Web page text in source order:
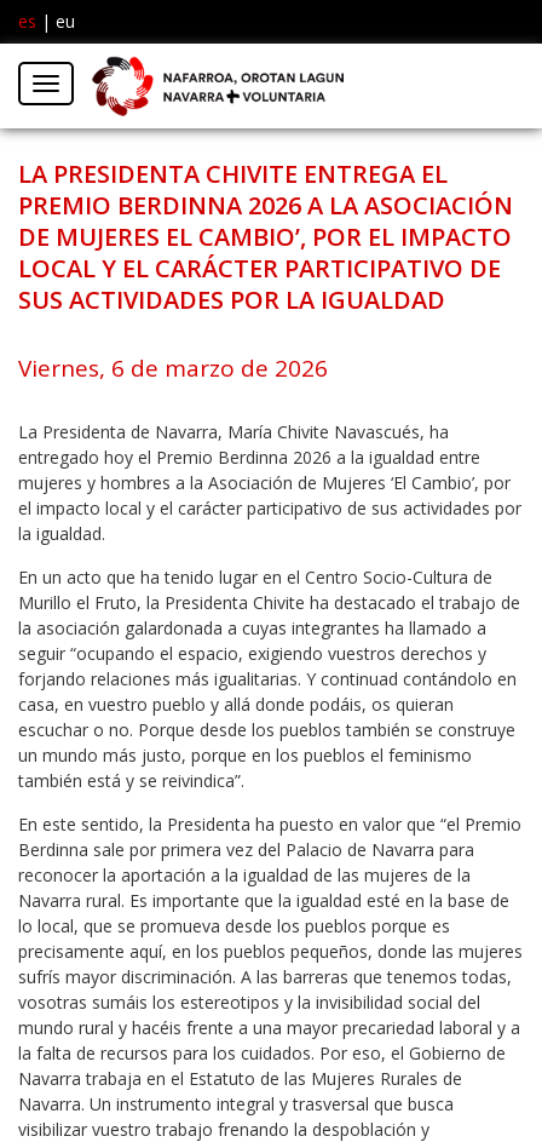
es | eu
Menú
LA PRESIDENTA CHIVITE ENTREGA EL
PREMIO BERDINNA 2026 A LA ASOCIACIÓN
DE MUJERES EL CAMBIO’, POR EL IMPACTO
LOCAL Y EL CARÁCTER PARTICIPATIVO DE
SUS ACTIVIDADES POR LA IGUALDAD
Viernes, 6 de marzo de 2026
La Presidenta de Navarra, María Chivite Navascués, ha
entregado hoy el Premio Berdinna 2026 a la igualdad entre
mujeres y hombres a la Asociación de Mujeres ‘El Cambio’, por
el impacto local y el carácter participativo de sus actividades por
la igualdad.
En un acto que ha tenido lugar en el Centro Socio-Cultura de
Murillo el Fruto, la Presidenta Chivite ha destacado el trabajo de
la asociación galardonada a cuyas integrantes ha llamado a
seguir “ocupando el espacio, exigiendo vuestros derechos y
forjando relaciones más igualitarias. Y continuad contándolo en
casa, en vuestro pueblo y allá donde podáis, os quieran
escuchar o no. Porque desde los pueblos también se construye
un mundo más justo, porque en los pueblos el feminismo
también está y se reivindica”.
En este sentido, la Presidenta ha puesto en valor que “el Premio
Berdinna sale por primera vez del Palacio de Navarra para
reconocer la aportación a la igualdad de las mujeres de la
Navarra rural. Es importante que la igualdad esté en la base de
lo local, que se promueva desde los pueblos porque es
precisamente aquí, en los pueblos pequeños, donde las mujeres
sufrís mayor discriminación. A las barreras que tenemos todas,
vosotras sumáis los estereotipos y la invisibilidad social del
mundo rural y hacéis frente a una mayor precariedad laboral y a
la falta de recursos para los cuidados. Por eso, el Gobierno de
Navarra trabaja en el Estatuto de las Mujeres Rurales de
Navarra. Un instrumento integral y trasversal que busca
visibilizar vuestro trabajo frenando la despoblación y